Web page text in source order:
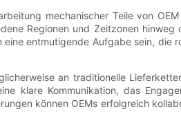
mechanischer Teile von
Regionen und Zeitzonen hinweg
entmutigende Aufgabe sein, die
an traditionelle
klare Kommunikation, das
können OEMs erfolgreich